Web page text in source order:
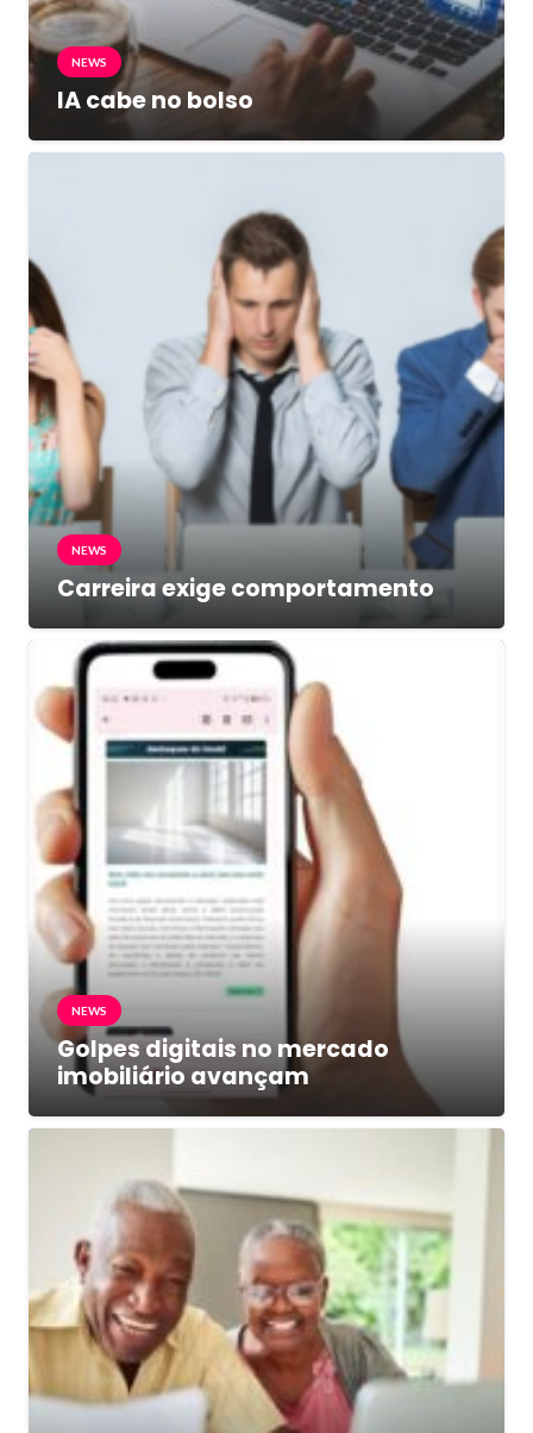
NEWS
IA cabe no bolso
NEWS
Carreira exige comportamento
NEWS
Golpes digitais no mercado
imobiliário avançam